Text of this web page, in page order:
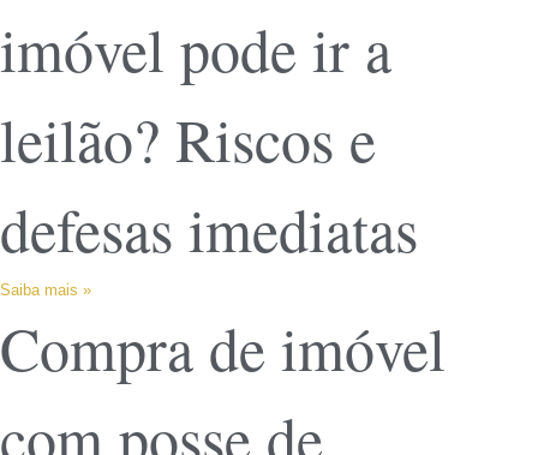
imóvel pode ir a
leilão? Riscos e
defesas imediatas
Saiba mais »
Compra de imóvel
com posse de